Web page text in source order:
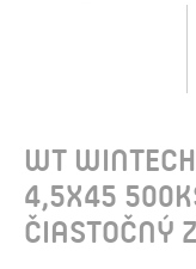
WT
4,5X45
ČIASTOČNÝ